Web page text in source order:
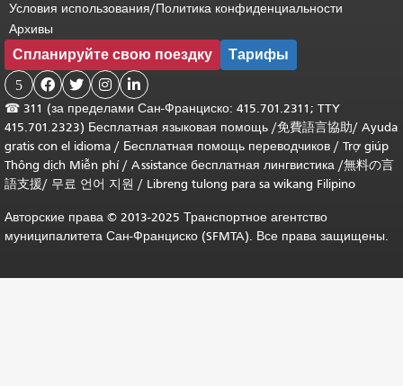
Условия использования/Политика конфиденциальности
Архивы
Спланируйте свою поездку Тарифы
5    
☎ 311 (за пределами Сан-Франциско: 415.701.2311; TTY
415.701.2323) Бесплатная языковая помощь /免費語言協助/ Ayuda
gratis con el idioma / Бесплатная помощь переводчиков / Trợ giúp
Thông dịch Miễn phí/ Assistance бесплатная лингвистика /無料の言
語支援/ 무료 언어 지원 / Libreng tulong para sa wikang Filipino
Авторские права © 2013-2025 Транспортное агентство
муниципалитета Сан-Франциско (SFMTA). Все права защищены.